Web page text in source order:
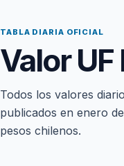
TABLA DIARIA OFICIAL
Valor
Todos los valores
publicados en enero
pesos chilenos.